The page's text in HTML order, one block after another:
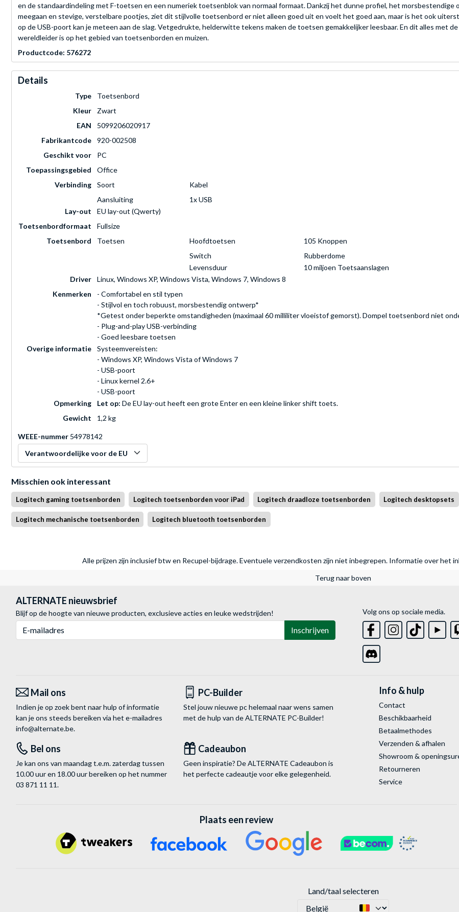
en de standaardindeling met F-toetsen en een numeriek toetsenblok van normaal formaat. Dankzij het dunne profiel, het
meegaan en stevige, verstelbare pootjes, ziet dit stijlvolle toetsenbord er niet alleen goed uit en voelt het goed aan, maar is het ook
op de USB-poort kan je meteen aan de slag. Vetgedrukte, helderwitte tekens maken de toetsen gemakkelijker leesbaar. En dit alles met
wereldleider is op het gebied van toetsenborden en muizen.
Productcode: 576272
Details
Type
Toetsenbord
Kleur
Zwart
EAN
5099206020917
Fabrikantcode
920-002508
Geschikt voor
PC
Toepassingsgebied
Office
Verbinding
Soort
Kabel
Aansluiting
1x USB
Lay-out
EU lay-out (Qwerty)
Toetsenbordformaat
Fullsize
Toetsenbord
Toetsen Hoofdtoetsen
105 Knoppen
Switch
Rubberdome
Levensduur
10 miljoen Toetsaanslagen
Driver
Linux, Windows XP, Windows Vista, Windows 7, Windows 8
Kenmerken
- Comfortabel en stil typen
- Stijlvol en toch robuust, morsbestendig ontwerp*
*Getest onder beperkte omstandigheden (maximaal 60 milliliter vloeistof gemorst). Dompel toetsenbord niet
- Plug-and-play USB-verbinding
- Goed leesbare toetsen
Overige informatie
Systeemvereisten:
- Windows XP, Windows Vista of Windows 7
- USB-poort
- Linux kernel 2.6+
- USB-poort
Opmerking
Let op: De EU lay-out heeft een grote Enter en een kleine linker shift toets.
Gewicht
1,2 kg
WEEE-nummer 54978142
Verantwoordelijke voor de EU
Misschien ook interessant
Logitech gaming toetsenborden Logitech toetsenborden voor iPad Logitech draadloze toetsenborden Logitech desktopsets
Logitech mechanische toetsenborden Logitech bluetooth toetsenborden
Alle prijzen zijn inclusief btw en Recupel-bijdrage. Eventuele verzendkosten zijn niet inbegrepen. Informatie over het
Terug naar boven
ALTERNATE nieuwsbrief
Blijf op de hoogte van nieuwe producten, exclusieve acties en leuke wedstrijden!
Inschrijven
Volg ons op sociale media.
Mail ons
Indien je op zoek bent naar hulp of informatie
kan je ons steeds bereiken via het e-mailadres
info@alternate.be.
PC-Builder
Stel jouw nieuwe pc helemaal naar wens samen
met de hulp van de ALTERNATE PC-Builder!
Bel ons
Je kan ons van maandag t.e.m. zaterdag tussen
10.00 uur en 18.00 uur bereiken op het nummer
03 871 11 11.
Cadeaubon
Geen inspiratie? De ALTERNATE Cadeaubon is
het perfecte cadeautje voor elke gelegenheid.
Info & hulp
Contact
Beschikbaarheid
Betaalmethodes
Verzenden & afhalen
Showroom &
Retourneren
Service
Plaats een review
Land/taal selecteren